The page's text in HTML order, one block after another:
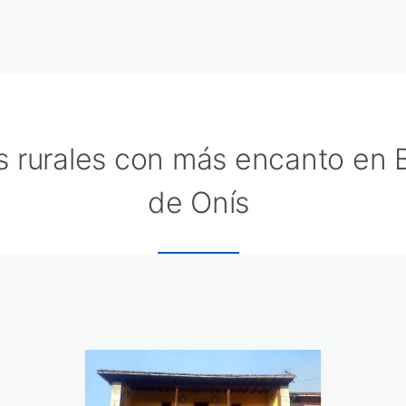
rurales con más encanto en
de Onís